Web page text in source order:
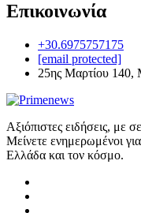
Επικοινωνία
+30.6975757175
[email protected]
25ης Μαρτίου 140,
Αξιόπιστες ειδήσεις, με
Μείνετε ενημερωμένοι
Ελλάδα και τον κόσμο.